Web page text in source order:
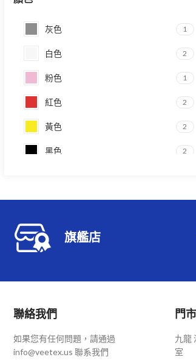
灰色 1
白色 2
粉色 1
紅色 2
黃色 2
黑色 2
寶籃 2
淺紫
旗艦店
聯絡我們
如果您有任何問題，請通過
info@veetex.us 聯系我們
門
九龍
室